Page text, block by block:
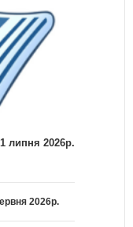
липня 2026р.
2026р.